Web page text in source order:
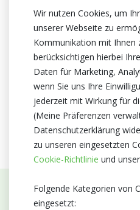
Abonnieren Sie unseren
Wir nutzen Cookies, um
unserer Webseite zu
Kommunikation mit Ihnen
berücksichtigen hierbei
Daten für Marketing,
wenn Sie uns Ihre
jederzeit mit Wirkung für
(Meine Präferenzen
Datenschutzerklärung
zu unseren eingesetzten
Cookie-Richtlinie und
Folgende Kategorien von
eingesetzt: